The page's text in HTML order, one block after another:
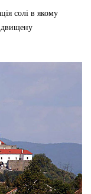
солі в якому